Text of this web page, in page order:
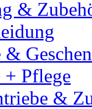
&
&
+ Pflege
&